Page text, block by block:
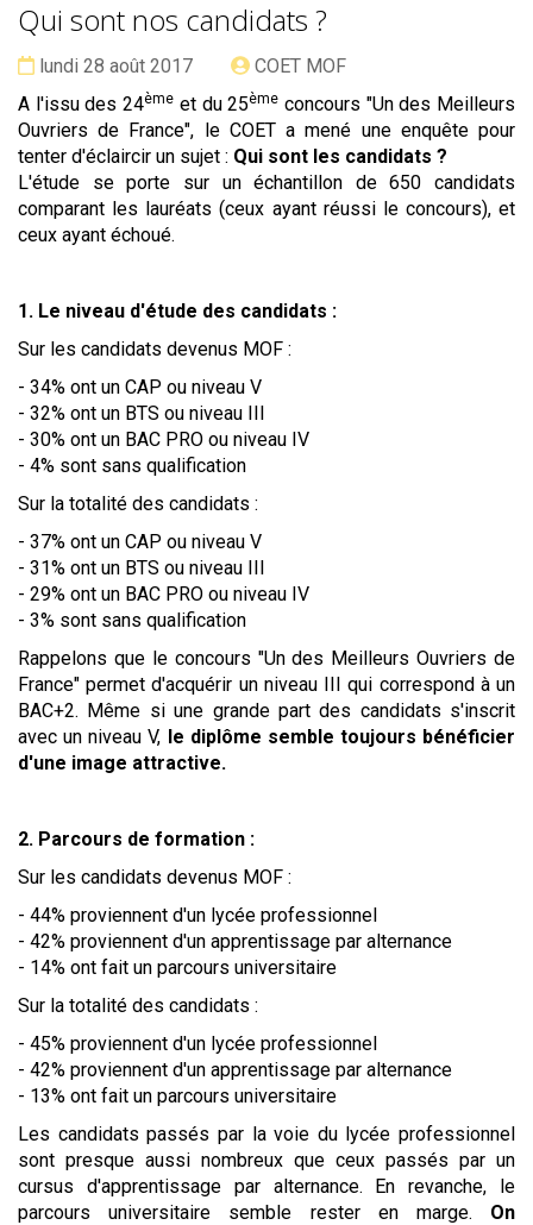
Qui sont nos candidats ?
Date :
lundi 28 août 2017
Publié
COET MOF
A l'issu des 24ème et du 25ème concours "Un des Meilleurs
Ouvriers de France", le COET a mené une enquête pour
tenter d'éclaircir un sujet : Qui sont les candidats ?
L'étude se porte sur un échantillon de 650 candidats
comparant les lauréats (ceux ayant réussi le concours), et
ceux ayant échoué.
1. Le niveau d'étude des candidats :
Sur les candidats devenus MOF :
- 34% ont un CAP ou niveau V
- 32% ont un BTS ou niveau III
- 30% ont un BAC PRO ou niveau IV
- 4% sont sans qualification
Sur la totalité des candidats :
- 37% ont un CAP ou niveau V
- 31% ont un BTS ou niveau III
- 29% ont un BAC PRO ou niveau IV
- 3% sont sans qualification
Rappelons que le concours "Un des Meilleurs Ouvriers de
France" permet d'acquérir un niveau III qui correspond à un
BAC+2. Même si une grande part des candidats s'inscrit
avec un niveau V, le diplôme semble toujours bénéficier
d'une image attractive.
2. Parcours de formation :
Sur les candidats devenus MOF :
- 44% proviennent d'un lycée professionnel
- 42% proviennent d'un apprentissage par alternance
- 14% ont fait un parcours universitaire
Sur la totalité des candidats :
- 45% proviennent d'un lycée professionnel
- 42% proviennent d'un apprentissage par alternance
- 13% ont fait un parcours universitaire
Les candidats passés par la voie du lycée professionnel
sont presque aussi nombreux que ceux passés par un
cursus d'apprentissage par alternance. En revanche, le
parcours universitaire semble rester en marge. On